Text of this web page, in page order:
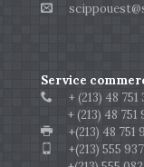
Service
+ (213) 48 751
+ (213) 48 751
+(213) 48 751
+(213) 555